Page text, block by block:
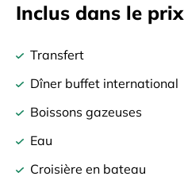
Inclus dans le prix
Transfert
Dîner buffet international
Boissons gazeuses
Eau
Croisière en bateau